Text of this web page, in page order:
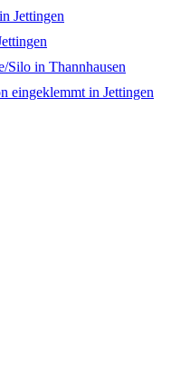
Jettingen
Silo in Thannhausen
eingeklemmt in Jettingen